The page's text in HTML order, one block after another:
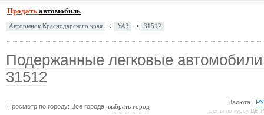
Продать автомобиль
Авторынок Краснодарского края УАЗ 31512
Подержанные легковые
31512
Просмотр по городу: Все города,выбрать город
Валюта |
цены по курсу ЦБ